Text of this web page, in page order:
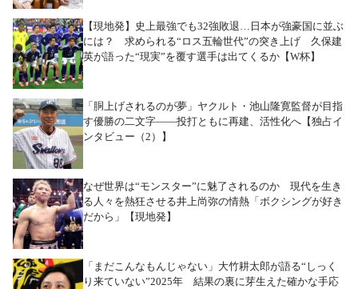
【現地発】史上最強でも32強敗退…日本が強豪国に並ぶ
には？ 求められる“ロス五輪世代”の突き上げ 久保建
英が語った“現実”を覆す選手は出てくるか【W杯】
「胴上げされるのが夢」ヤクルト・池山隆寛監督が目指
す優勝の二文字――投打ともに再建、活性化へ【独占イ
ンタビュー（2）】
なぜ世界は“モンスター”に魅了されるのか 現代を生き
る人々を熱狂させる井上尚弥の情熱「ボクシングが好き
だから」【現地発】
「まだこんなもんじゃない」大竹耕太郎が語る“しっく
り来ていない”2025年 結果の裏に芽生えた確かな手応